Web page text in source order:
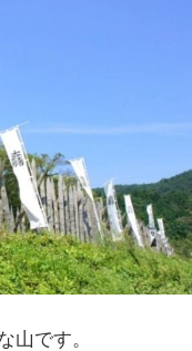
山です。